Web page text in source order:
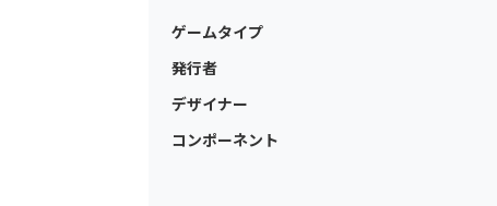
ゲームタイプ
発行者
デザイナー
コンポーネント